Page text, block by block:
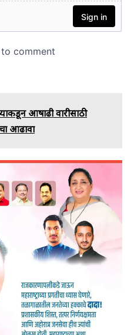
आषाढी वारीसाठी
आढावा